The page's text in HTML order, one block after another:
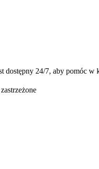
dostępny 24/7, aby pomóc w